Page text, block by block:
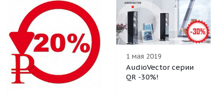
1 мая 2019
AudioVector серии
QR -30%!